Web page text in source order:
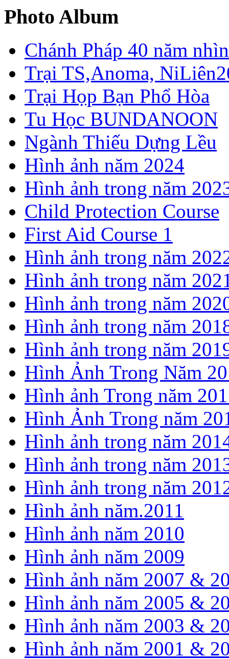
Photo Album
Chánh Pháp 40 năm
Trại TS,Anoma,
Trại Họp Bạn Phổ Hòa
Tu Học BUNDANOON
Ngành Thiếu Dựng Lều
Hình ảnh năm 2024
Hình ảnh trong năm
Child Protection Course
First Aid Course 1
Hình ảnh trong năm
Hình ảnh trong năm
Hình ảnh trong năm
Hình ảnh trong năm
Hình ảnh trong năm
Hình Ảnh Trong Năm
Hình ảnh Trong năm
Hình Ảnh Trong năm
Hình ảnh trong năm
Hình ảnh trong năm
Hình ảnh trong năm
Hình ảnh năm.2011
Hình ảnh năm 2010
Hình ảnh năm 2009
Hình ảnh năm 2007 &
Hình ảnh năm 2005 &
Hình ảnh năm 2003 &
Hình ảnh năm 2001 &